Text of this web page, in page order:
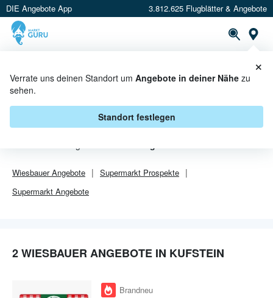
DIE Angebote App 3.812.625 Flugblätter & Angebote
Verrate uns deinen Standort um Angebote in deiner Nähe zu
sehen.
Standort festlegen
×
WIESBAUER ANGEBOTE IN
WiesbauerAngebote Supermarkt Prospekte
Supermarkt Angebote
2 WIESBAUER ANGEBOTE IN KUFSTEIN
Brandneu